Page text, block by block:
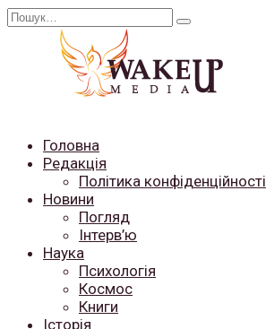
Перейти
Search
Головна
Редакція
Політика конфіденційності
Новини
Погляд
Інтерв’ю
Наука
Психологія
Космос
Книги
Історія